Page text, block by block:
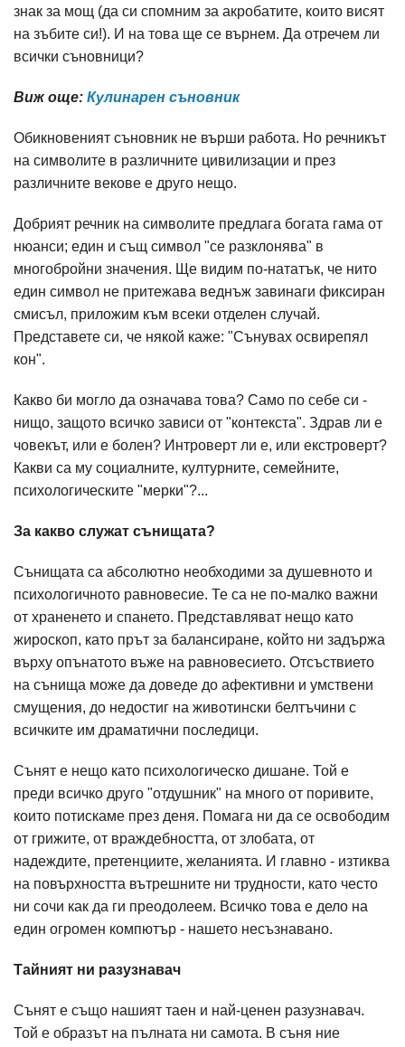
знак за мощ (да си спомним за акробатите, които висят
на зъбите си!). И на това ще се върнем. Да отречем ли
всички съновници?
Виж още: Кулинарен съновник
Обикновеният съновник не върши работа. Но речникът
на символите в различните цивилизации и през
различните векове е друго нещо.
Добрият речник на символите предлага богата гама от
нюанси; един и същ символ "се разклонява" в
многобройни значения. Ще видим по-нататък, че нито
един символ не притежава веднъж завинаги фиксиран
смисъл, приложим към всеки отделен случай.
Представете си, че някой каже: "Сънувах освирепял
кон".
Какво би могло да означава това? Само по себе си -
нищо, защото всичко зависи от "контекста". Здрав ли е
човекът, или е болен? Интроверт ли е, или екстроверт?
Какви са му социалните, културните, семейните,
психологическите "мерки"?...
За какво служат сънищата?
Сънищата са абсолютно необходими за душевното и
психологичното равновесие. Те са не по-малко важни
от храненето и спането. Представляват нещо като
жироскоп, като прът за балансиране, който ни задържа
върху опънатото въже на равновесието. Отсъствието
на сънища може да доведе до афективни и умствени
смущения, до недостиг на животински белтъчини с
всичките им драматични последици.
Сънят е нещо като психологическо дишане. Той е
преди всичко друго "отдушник" на много от поривите,
които потискаме през деня. Помага ни да се освободим
от грижите, от враждебността, от злобата, от
надеждите, претенциите, желанията. И главно - изтиква
на повърхността вътрешните ни трудности, като често
ни сочи как да ги преодолеем. Всичко това е дело на
един огромен компютър - нашето несъзнавано.
Тайният ни разузнавач
Сънят е също нашият таен и най-ценен разузнавач.
Той е образът на пълната ни самота. В съня ние